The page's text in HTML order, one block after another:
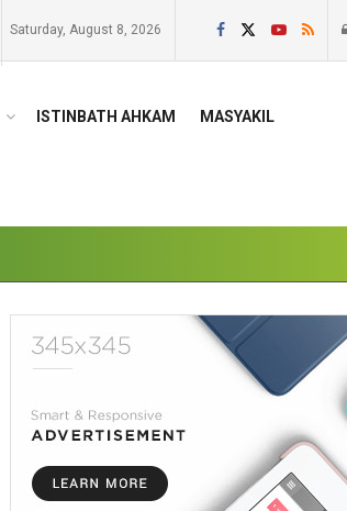
Saturday, August 8, 2026
ISTINBATH AHKAM MASYAKIL